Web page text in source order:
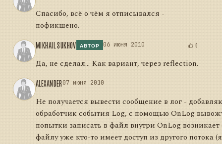
Спасибо, всё о чём я отписывался -
пофикшено.
MIKHAIL SUKHOV АВТОР 06 июня 2010 0
Да, не сделал... Как вариант, через reflection.
ALEXANDER07 июня 2010
Не получается вывести сообщение в лог -
обработчик события Log, с помощью OnLog
попытки записать в файл внутри OnLog
файлу уже кто-то имеет доступ из другого потока